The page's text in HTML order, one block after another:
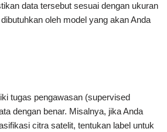
data tersebut sesuai dengan ukuran
oleh model yang akan Anda
tugas pengawasan (supervised
dengan benar. Misalnya, jika Anda
citra satelit, tentukan label untuk